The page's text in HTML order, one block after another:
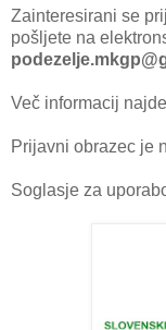
Zainteresirani se
pošljete na
Več informacij
Prijavni obrazec je
Soglasje za